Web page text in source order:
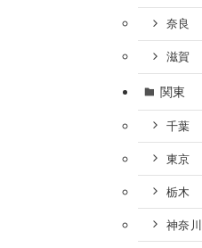
奈良
滋賀
関東
千葉
東京
栃木
神奈川